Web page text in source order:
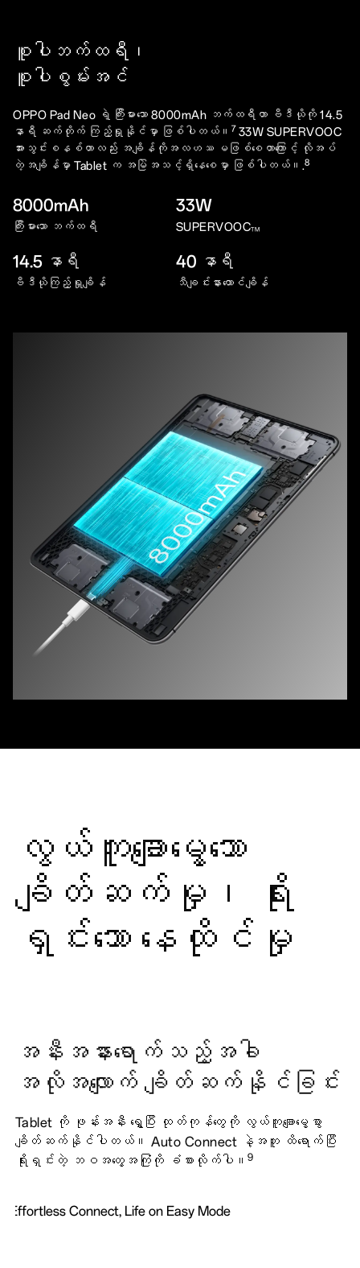
စူပါဘက်ထရီ၊
စူပါစွမ်းအင်
OPPO Pad Neo ရဲ့ ကြီးမားသော 8000mAh ဘက်ထရီဟာ ဗီဒီယိုကို 14.5
နာရီ ဆက်တိုက် ကြည့်ရှုနိုင်မှာ ဖြစ်ပါတယ်။ 7 33W SUPERVOOC
အားသွင်းစနစ်ဟာလည်း အချိန်ကိုအလဟဿ မဖြစ်စေတာကြောင့် လိုအပ်
တဲ့အချိန်မှာ Tablet က အမြဲအသင့်ရှိနေစေမှာ ဖြစ်ပါတယ်။.8
8000mAh
ကြီးမားသော ဘက်ထရီ
14.5 နာရီ
ဗီဒီယိုကြည့်ရှုချိန်
33W
SUPERVOOCTM
40 နာရီ
သီချင်းနားထောင်ချိန်
လွယ်ကူချောမွေ့သော
ချိတ်ဆက်မှု၊ ရိုး
ရှင်းသော နေထိုင်မှု
အနီးအနားရောက်သည့်အခါ
အလိုအလျောက် ချိတ်ဆက်နိုင်ခြင်း
Tablet ကို ဖုန်းအနီး ရွှေ့ပြီး ထုတ်ကုန်တွေကို လွယ်ကူချောမွေ့စွာ
ချိတ်ဆက်နိုင်ပါတယ်။ Auto Connect နဲ့အတူ ထိရောက်ပြီး
ရိုးရှင်းတဲ့ ဘဝအတွေ့အကြုံကို ခံစားလိုက်ပါ။9